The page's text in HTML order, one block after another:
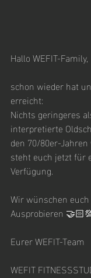
Hallo WEFIT-Family,
schon wieder hat
erreicht:
Nichts geringeres
interpretierte
den 70/80er-
steht euch jetzt für
Verfügung.
Wir wünschen
Ausprobieren
Eurer WEFIT-Team
WEFIT